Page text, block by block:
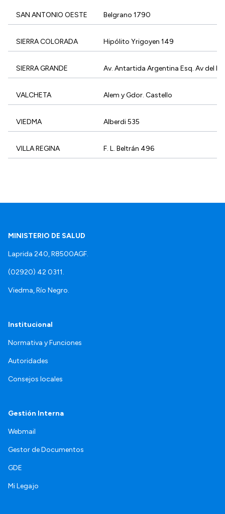
SAN ANTONIO OESTE Belgrano 1790
SIERRA COLORADA Hipólito Yrigoyen 149
SIERRA GRANDE Av. Antartida Argentina Esq. Av del
VALCHETA Alem y Gdor. Castello
VIEDMA Alberdi 535
VILLA REGINA F. L. Beltrán 496
MINISTERIO DE SALUD
Laprida 240, R8500AGF.
(02920) 42 0311.
Viedma, Río Negro.
Institucional
Normativa y Funciones
Autoridades
Consejos locales
Gestión Interna
Webmail
Gestor de Documentos
GDE
Mi Legajo